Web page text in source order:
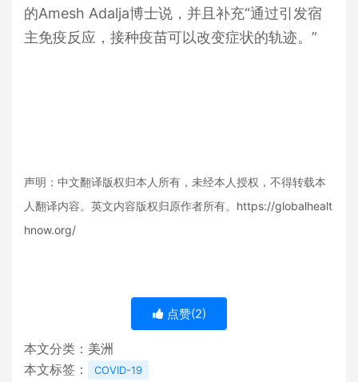
的Amesh Adalja博士说，并且补充“通过引发宿
主免疫反应，接种疫苗可以改变症状的轨迹。”
声明：中文翻译版权归本人所有，未经本人授权，不得转载本
人翻译内容。英文内容版权归原作者所有。 https://globalhealt
hnow.org/
点赞(2)
本文分类： 美洲
本文标签：
COVID-19